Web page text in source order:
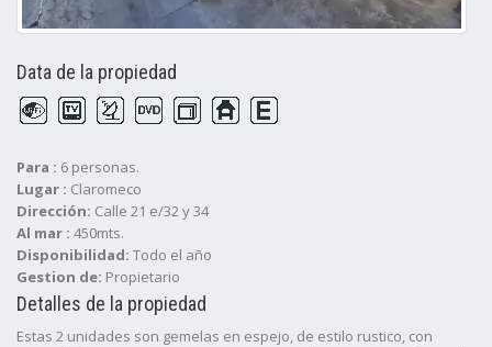
Data de la propiedad
Para : 6 personas.
Lugar : Claromeco
Dirección: Calle 21 e/32 y 34
Al mar : 450mts.
Disponibilidad: Todo el año
Gestion de: Propietario
Detalles de la propiedad
Estas 2 unidades son gemelas en espejo, de estilo rustico, con